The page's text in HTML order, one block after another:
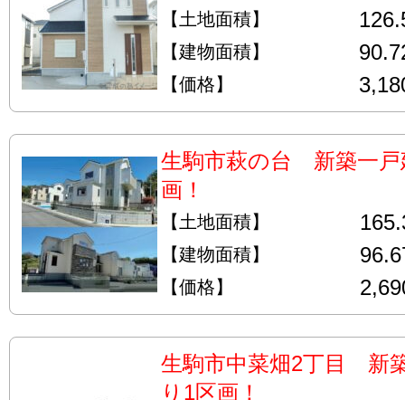
【土地面積】
【建物面積】
【価格】
生駒市萩の台 新築一
画！
【土地面積】
【建物面積】
【価格】
生駒市中菜畑2丁目 新
り1区画！